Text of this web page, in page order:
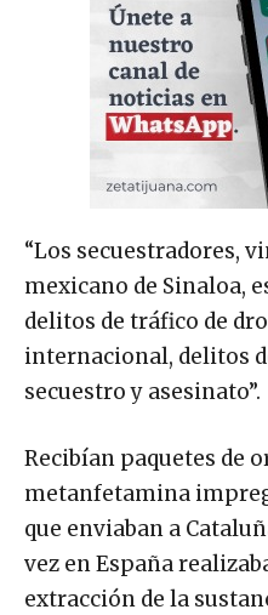
“Los secuestradores,
mexicano de Sinaloa,
delitos de tráfico de
internacional, delitos
secuestro y asesinato”.
Recibían paquetes de
metanfetamina
que enviaban a
vez en España
extracción de la